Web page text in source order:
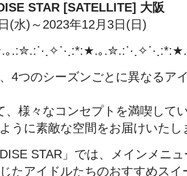
STAR [SATELLITE] 大阪
(水)～2023年12月3日(日)
.:✮.:⋱✧⋱:*:★.｡
4つのシーズンごとに異なるア
、様々なコンセプトを満喫して
うに素敵な空間をお届けいたし
STAR」では、メインメニ
たアイドルたちのおすすめスイ